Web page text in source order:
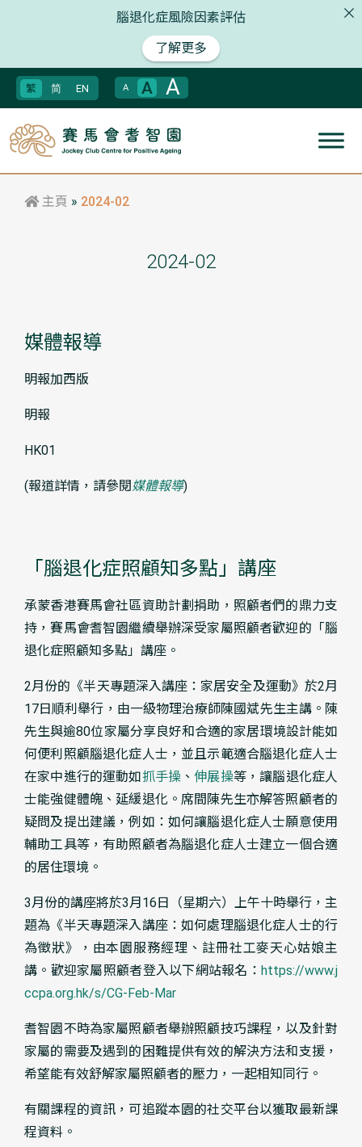
腦退化症風險因素評估
了解更多
繁 简 EN A A A
主頁 » 2024-02
2024-02
媒體報導
明報加西版
明報
HK01
(報道詳情，請參閱媒體報導)
「腦退化症照顧知多點」講座
承蒙香港賽馬會社區資助計劃捐助，照顧者們的鼎力支
持，賽馬會耆智園繼續舉辦深受家屬照顧者歡迎的「腦
退化症照顧知多點」講座。
2月份的《半天專題深入講座：家居安全及運動》於2月
17日順利舉行，由一級物理治療師陳國斌先生主講。陳
先生與逾80位家屬分享良好和合適的家居環境設計能如
何便利照顧腦退化症人士，並且示範適合腦退化症人士
在家中進行的運動如抓手操 、伸展操等，讓腦退化症人
士能強健體魄、延緩退化。席間陳先生亦解答照顧者的
疑問及提出建議，例如：如何讓腦退化症人士願意使用
輔助工具等，有助照顧者為腦退化症人士建立一個合適
的居住環境。
3月份的講座將於3月16日（星期六）上午十時舉行，主
題為《半天專題深入講座：如何處理腦退化症人士的行
為徵狀》，由本園服務經理、註冊社工麥天心姑娘主
講。歡迎家屬照顧者登入以下網站報名： https://www.j
ccpa.org.hk/s/CG-Feb-Mar
耆智園不時為家屬照顧者舉辦照顧技巧課程，以及針對
家屬的需要及遇到的困難提供有效的解決方法和支援，
希望能有效舒解家屬照顧者的壓力，一起相知同行。
有關課程的資訊，可追蹤本園的社交平台以獲取最新課
程資料。